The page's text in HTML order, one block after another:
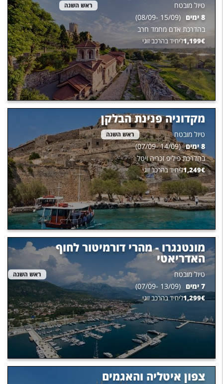
טיול מובטח ראש השנה
8 ימים (
15/09
-
08/09
)
בהדרכת אדם מחמד חרב
1,199€ ליחיד בהרכב זוגי
מקדוניה פנינת הבלקן
טיול מובטח ראש השנה
8ימים (
14/09
-
07/09
)
בהדרכת פיליפ זכריה ויטל
1,249€ ליחיד בהרכב זוגי
מונטנגרו - מהרי דורמיטור לחוף
האדריאטי
טיול מובטח ראש השנה
7 ימים (
13/09
-
07/09
)
1,299€ ליחיד בהרכב זוגי
צפון איטליה והאגמים